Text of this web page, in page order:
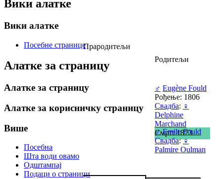
Прародитељи
Родитељи
♂ Eugène Fould
Рођење: 1806
Свадба: ♀
Delphine
Marchand
Смрт: 1873
♂ Emile Fould
Свадба:♀
Palmire Oulman
Вики алатке
Вики алатке
Посебне странице
Алатке за страницу
Алатке за страницу
Алатке за корисничку страницу
Више
Посебна
Шта води овамо
Одштампај
Подаци о страници